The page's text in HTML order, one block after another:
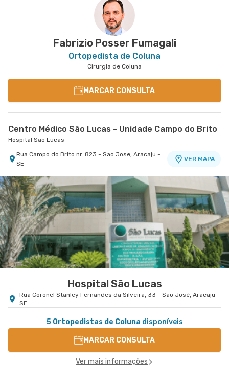
Fabrizio Posser Fumagali
Ortopedista de Coluna
Cirurgia de Coluna
MARCAR CONSULTA
Centro Médico São Lucas - Unidade Campo do Brito
Hospital São Lucas
Rua Campo do Brito nr. 823 - Sao Jose, Aracaju -
SE
VER MAPA
Hospital São Lucas
Rua Coronel Stanley Fernandes da Silveira, 33 - São José, Aracaju -
SE
5 Ortopedistas de Coluna disponíveis
MARCAR CONSULTA
Ver mais informações